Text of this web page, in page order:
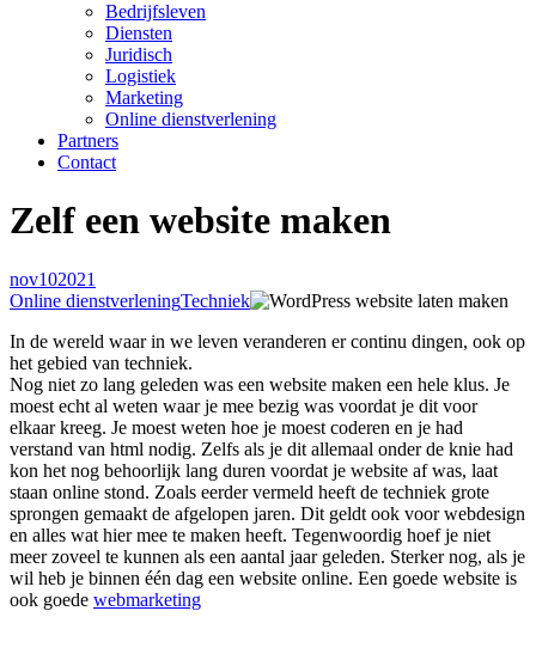
Bedrijfsleven
Diensten
Juridisch
Logistiek
Marketing
Online dienstverlening
Partners
Contact
Zelf een website maken
nov102021
Online dienstverleningTechniek
In de wereld waar in we leven veranderen er continu dingen, ook op
het gebied van techniek.
Nog niet zo lang geleden was een website maken een hele klus. Je
moest echt al weten waar je mee bezig was voordat je dit voor
elkaar kreeg. Je moest weten hoe je moest coderen en je had
verstand van html nodig. Zelfs als je dit allemaal onder de knie had
kon het nog behoorlijk lang duren voordat je website af was, laat
staan online stond. Zoals eerder vermeld heeft de techniek grote
sprongen gemaakt de afgelopen jaren. Dit geldt ook voor webdesign
en alles wat hier mee te maken heeft. Tegenwoordig hoef je niet
meer zoveel te kunnen als een aantal jaar geleden. Sterker nog, als je
wil heb je binnen één dag een website online. Een goede website is
ook goede webmarketing